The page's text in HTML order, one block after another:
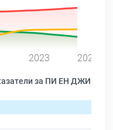
2023 2024
за ПИ ЕН ДЖИ